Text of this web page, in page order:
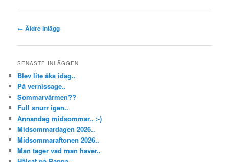
Inläggsnavigering
← Äldre inlägg
SENASTE INLÄGGEN
Blev lite åka idag..
På vernissage..
Sommarvärmen??
Full snurr igen..
Annandag midsommar.. :-)
Midsommardagen 2026..
Midsommaraftonen 2026..
Man tager vad man haver..